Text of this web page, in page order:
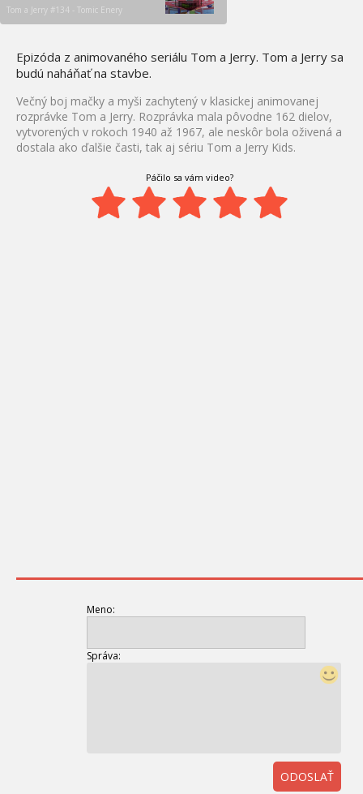
Tom a Jerry #134 - Tomic Enery
Epizóda z animovaného seriálu Tom a Jerry. Tom a Jerry sa
budú naháňať na stavbe.
Večný boj mačky a myši zachytený v klasickej animovanej
rozprávke Tom a Jerry. Rozprávka mala pôvodne 162 dielov,
vytvorených v rokoch 1940 až 1967, ale neskôr bola oživená a
dostala ako ďalšie časti, tak aj sériu Tom a Jerry Kids.
Páčilo sa vám video?
Meno:
Správa:
ODOSLAŤ